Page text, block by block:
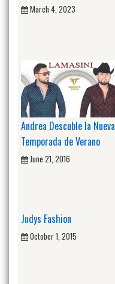
March 4, 2023
Andrea Descuble la Nueva
Temporada de Verano
June 21, 2016
Judys Fashion
October 1, 2015